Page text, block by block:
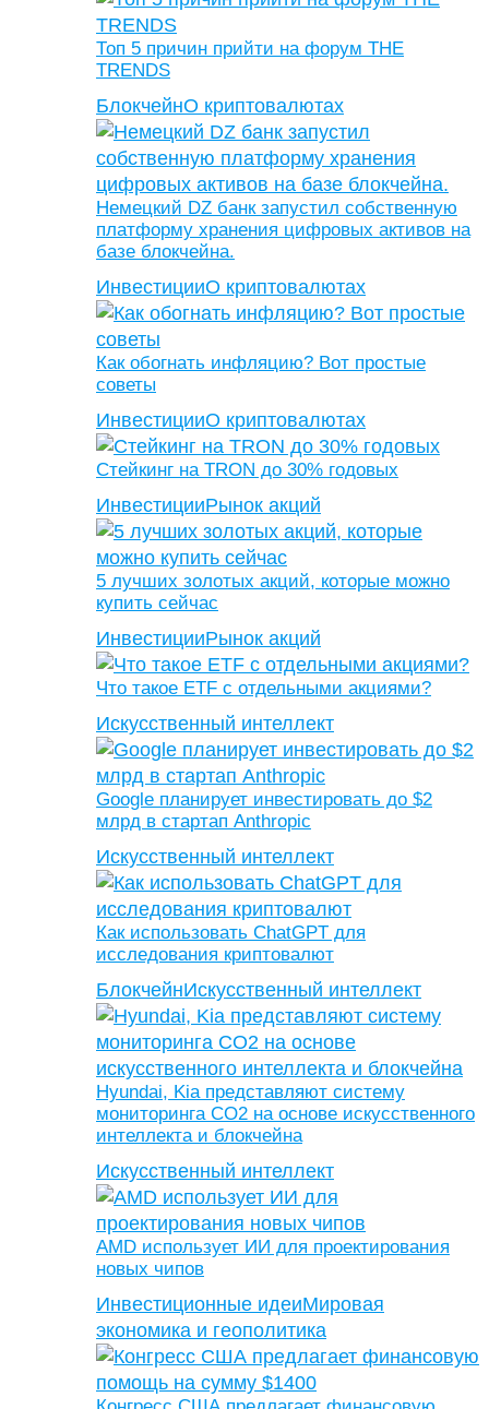
Топ 5 причин прийти на форум THE
TRENDS
БлокчейнО криптовалютах
Немецкий DZ банк запустил собственную
платформу хранения цифровых активов на
базе блокчейна.
ИнвестицииО криптовалютах
Как обогнать инфляцию? Вот простые
советы
ИнвестицииО криптовалютах
Стейкинг на TRON до 30% годовых
ИнвестицииРынок акций
5 лучших золотых акций, которые можно
купить сейчас
ИнвестицииРынок акций
Что такое ETF с отдельными акциями?
Искусственный интеллект
Google планирует инвестировать до $2
млрд в стартап Anthropic
Искусственный интеллект
Как использовать ChatGPT для
исследования криптовалют
БлокчейнИскусственный интеллект
Hyundai, Kia представляют систему
мониторинга CO2 на основе искусственного
интеллекта и блокчейна
Искусственный интеллект
AMD использует ИИ для проектирования
новых чипов
Инвестиционные идеиМировая
экономика и геополитика